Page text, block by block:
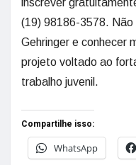
inscrever
(19) 98186-3578. Não
Gehringer e conhecer
projeto voltado ao
trabalho juvenil.
Compartilhe isso:
WhatsApp